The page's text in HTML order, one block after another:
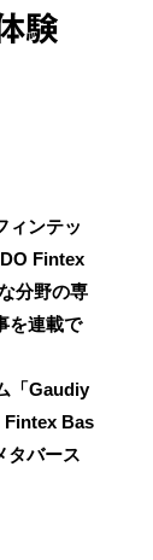
験
ィンテッ
Fintex
分野の専
を連載で
「Gaudiy
Fintex Bas
タバース